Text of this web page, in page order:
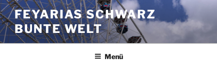
Zum
Inhalt
springen
FEYARIAS SCHWARZ
BUNTE WELT
Menü